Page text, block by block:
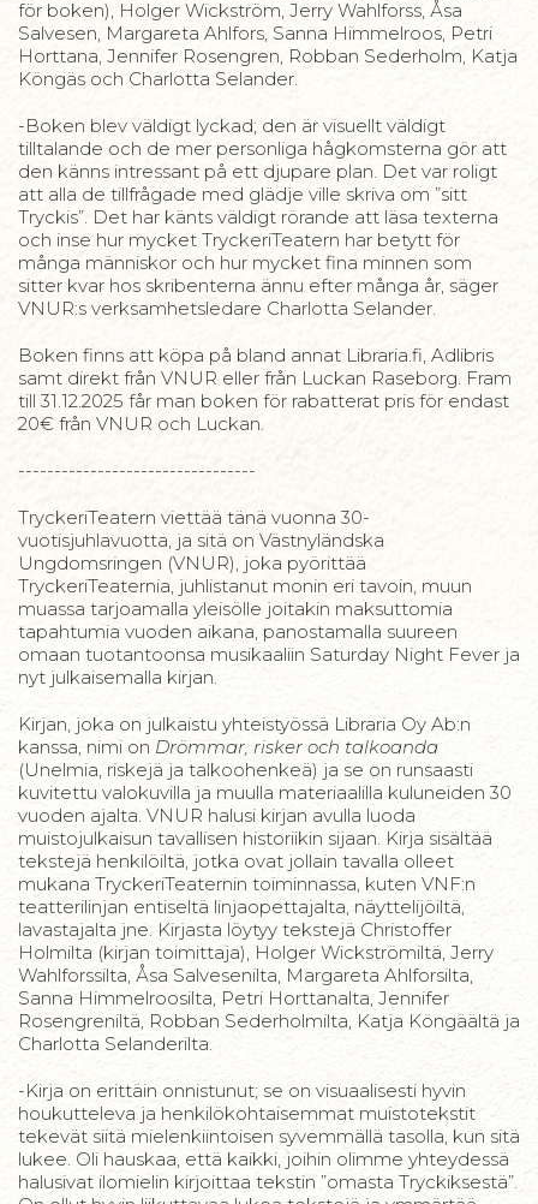
för boken), Holger Wickström, Jerry Wahlforss, Åsa
Salvesen, Margareta Ahlfors, Sanna Himmelroos, Petri
Horttana, Jennifer Rosengren, Robban Sederholm, Katja
Köngäs och Charlotta Selander.
-Boken blev väldigt lyckad; den är visuellt väldigt
tilltalande och de mer personliga hågkomsterna gör att
den känns intressant på ett djupare plan. Det var roligt
att alla de tillfrågade med glädje ville skriva om ”sitt
Tryckis”. Det har känts väldigt rörande att läsa texterna
och inse hur mycket TryckeriTeatern har betytt för
många människor och hur mycket fina minnen som
sitter kvar hos skribenterna ännu efter många år, säger
VNUR:s verksamhetsledare Charlotta Selander.
Boken finns att köpa på bland annat Libraria.fi, Adlibris
samt direkt från VNUR eller från Luckan Raseborg. Fram
till 31.12.2025 får man boken för rabatterat pris för endast
20€ från VNUR och Luckan.
---------------------------------
TryckeriTeatern viettää tänä vuonna 30-
vuotisjuhlavuotta, ja sitä on Västnyländska
Ungdomsringen (VNUR), joka pyörittää
TryckeriTeaternia, juhlistanut monin eri tavoin, muun
muassa tarjoamalla yleisölle joitakin maksuttomia
tapahtumia vuoden aikana, panostamalla suureen
omaan tuotantoonsa musikaaliin Saturday Night Fever ja
nyt julkaisemalla kirjan.
Kirjan, joka on julkaistu yhteistyössä Libraria Oy Ab:n
kanssa, nimi on Drömmar, risker och talkoanda
(Unelmia, riskejä ja talkoohenkeä) ja se on runsaasti
kuvitettu valokuvilla ja muulla materiaalilla kuluneiden 30
vuoden ajalta. VNUR halusi kirjan avulla luoda
muistojulkaisun tavallisen historiikin sijaan. Kirja sisältää
tekstejä henkilöiltä, jotka ovat jollain tavalla olleet
mukana TryckeriTeaternin toiminnassa, kuten VNF:n
teatterilinjan entiseltä linjaopettajalta, näyttelijöiltä,
lavastajalta jne. Kirjasta löytyy tekstejä Christoffer
Holmilta (kirjan toimittaja), Holger Wickströmiltä, Jerry
Wahlforssilta, Åsa Salvesenilta, Margareta Ahlforsilta,
Sanna Himmelroosilta, Petri Horttanalta, Jennifer
Rosengreniltä, Robban Sederholmilta, Katja Köngäältä ja
Charlotta Selanderilta.
-Kirja on erittäin onnistunut; se on visuaalisesti hyvin
houkutteleva ja henkilökohtaisemmat muistotekstit
tekevät siitä mielenkiintoisen syvemmällä tasolla, kun sitä
lukee. Oli hauskaa, että kaikki, joihin olimme yhteydessä
halusivat ilomielin kirjoittaa tekstin ”omasta Tryckiksestä”.